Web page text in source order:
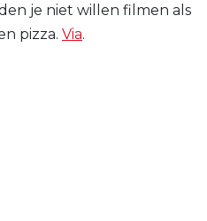
je niet willen filmen als
pizza. Via.